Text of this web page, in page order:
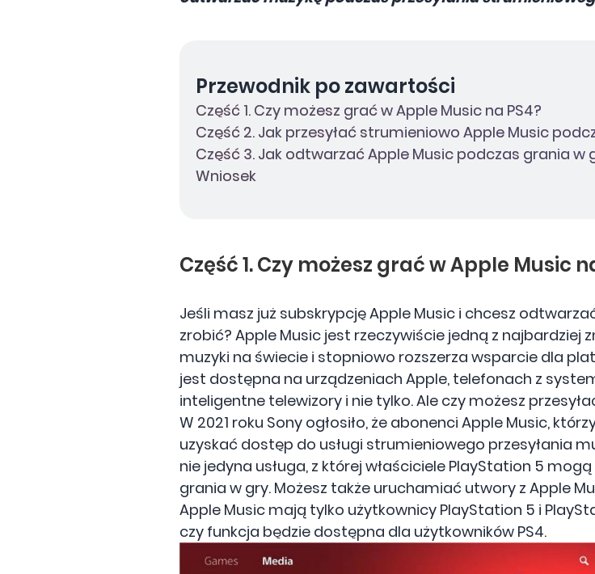
Przewodnik po zawartości
Część 1. Czy możesz grać w Apple Music na PS4?
Część 2. Jak przesyłać strumieniowo Apple Music
Część 3. Jak odtwarzać Apple Music podczas grania w
Wniosek
Część 1. Czy możesz grać w Apple Music
Jeśli masz już subskrypcję Apple Music i chcesz
zrobić? Apple Music jest rzeczywiście jedną z najbardziej
muzyki na świecie i stopniowo rozszerza wsparcie dla
jest dostępna na urządzeniach Apple, telefonach z
inteligentne telewizory i nie tylko. Ale czy możesz
W 2021 roku Sony ogłosiło, że abonenci Apple Music,
uzyskać dostęp do usługi strumieniowego przesyłania
nie jedyna usługa, z której właściciele PlayStation 5
grania w gry. Możesz także uruchamiać utwory z Apple
Apple Music mają tylko użytkownicy PlayStation 5 i
czy funkcja będzie dostępna dla użytkowników PS4.